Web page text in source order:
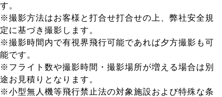
す。
※撮影方法はお客様と打合せ打合せの上、弊社安全規
定に基づき撮影します。
※撮影時間内で有視界飛行可能であれば夕方撮影も可
能です。
※フライト数や撮影時間・撮影場所が増える場合は別
途お見積りとなります。
※小型無人機等飛行禁止法の対象施設および特殊な条